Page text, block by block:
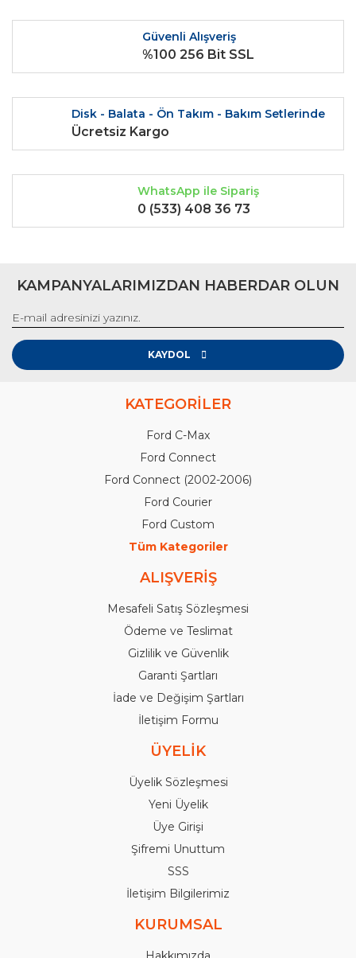
Gönder
Güvenli Alışveriş
%100 256 Bit SSL
Disk - Balata - Ön Takım - Bakım Setlerinde
Ücretsiz Kargo
WhatsApp ile Sipariş
0 (533) 408 36 73
KAMPANYALARIMIZDAN HABERDAR OLUN
KAYDOL
KATEGORİLER
Ford C-Max
Ford Connect
Ford Connect (2002-2006)
Ford Courier
Ford Custom
Tüm Kategoriler
ALIŞVERİŞ
Mesafeli Satış Sözleşmesi
Ödeme ve Teslimat
Gizlilik ve Güvenlik
Garanti Şartları
İade ve Değişim Şartları
İletişim Formu
ÜYELİK
Üyelik Sözleşmesi
Yeni Üyelik
Üye Girişi
Şifremi Unuttum
SSS
İletişim Bilgilerimiz
KURUMSAL